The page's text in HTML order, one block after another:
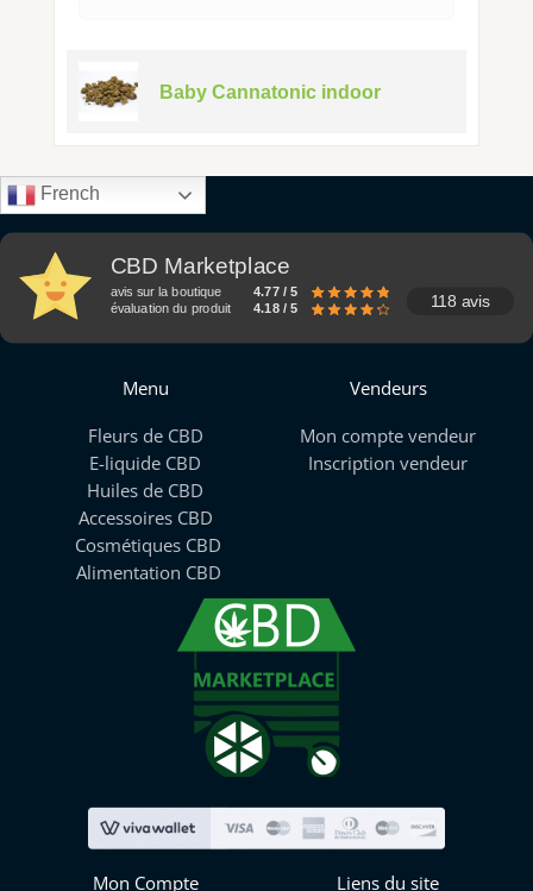
Baby Cannatonic indoor
French
CBD Marketplace
avis sur la boutique
4.77 / 5
évaluation du produit
4.18 / 5 118 avis
Menu
Fleurs de CBD
E-liquide CBD
Huiles de CBD
Accessoires CBD
Cosmétiques CBD
Alimentation CBD
Vendeurs
Mon compte vendeur
Inscription vendeur
Mon Compte Liens du site